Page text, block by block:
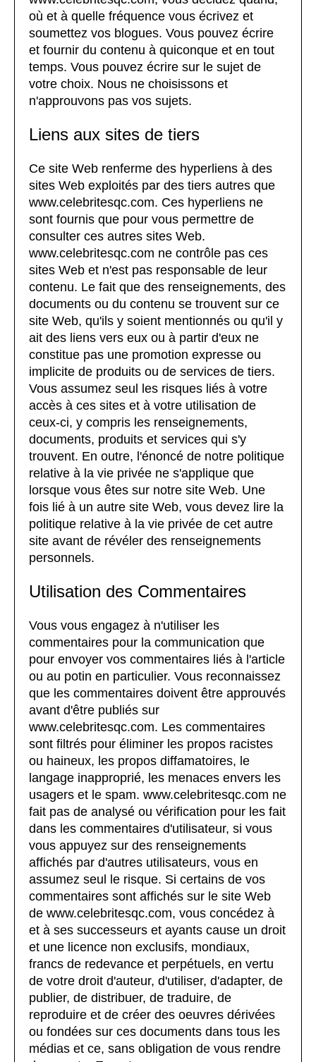
où et à quelle fréquence vous écrivez et
soumettez vos blogues. Vous pouvez écrire
et fournir du contenu à quiconque et en tout
temps. Vous pouvez écrire sur le sujet de
votre choix. Nous ne choisissons et
n'approuvons pas vos sujets.
Liens aux sites de tiers
Ce site Web renferme des hyperliens à des
sites Web exploités par des tiers autres que
www.celebritesqc.com. Ces hyperliens ne
sont fournis que pour vous permettre de
consulter ces autres sites Web.
www.celebritesqc.com ne contrôle pas ces
sites Web et n'est pas responsable de leur
contenu. Le fait que des renseignements, des
documents ou du contenu se trouvent sur ce
site Web, qu'ils y soient mentionnés ou qu'il y
ait des liens vers eux ou à partir d'eux ne
constitue pas une promotion expresse ou
implicite de produits ou de services de tiers.
Vous assumez seul les risques liés à votre
accès à ces sites et à votre utilisation de
ceux-ci, y compris les renseignements,
documents, produits et services qui s'y
trouvent. En outre, l'énoncé de notre politique
relative à la vie privée ne s'applique que
lorsque vous êtes sur notre site Web. Une
fois lié à un autre site Web, vous devez lire la
politique relative à la vie privée de cet autre
site avant de révéler des renseignements
personnels.
Utilisation des Commentaires
Vous vous engagez à n'utiliser les
commentaires pour la communication que
pour envoyer vos commentaires liés à l'article
ou au potin en particulier. Vous reconnaissez
que les commentaires doivent être approuvés
avant d'être publiés sur
www.celebritesqc.com. Les commentaires
sont filtrés pour éliminer les propos racistes
ou haineux, les propos diffamatoires, le
langage inapproprié, les menaces envers les
usagers et le spam. www.celebritesqc.com ne
fait pas de analysé ou vérification pour les fait
dans les commentaires d'utilisateur, si vous
vous appuyez sur des renseignements
affichés par d'autres utilisateurs, vous en
assumez seul le risque. Si certains de vos
commentaires sont affichés sur le site Web
de www.celebritesqc.com, vous concédez à
et à ses successeurs et ayants cause un droit
et une licence non exclusifs, mondiaux,
francs de redevance et perpétuels, en vertu
de votre droit d'auteur, d'utiliser, d'adapter, de
publier, de distribuer, de traduire, de
reproduire et de créer des oeuvres dérivées
ou fondées sur ces documents dans tous les
médias et ce, sans obligation de vous rendre